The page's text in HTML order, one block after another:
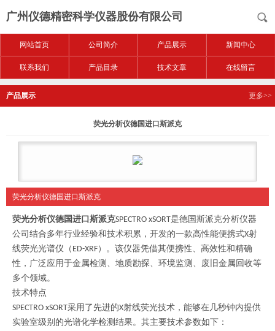
广州仪德精密科学仪器股份有限公司
网站首页 公司简介 产品展示 新闻中心
联系我们 产品目录 技术文章 在线留言
产品展示 更多>>
荧光分析仪德国进口斯派克
荧光分析仪德国进口斯派克
荧光分析仪德国进口斯派克SPECTRO xSORT是德国斯派克分析仪器
公司结合多年行业经验和技术积累，开发的一款高性能便携式X射
线荧光光谱仪（ ED-XRF）。该仪器凭借其便携性、高效性和精确
性，广泛应用于金属检测、地质勘探、环境监测、废旧金属回收等
多个领域。
技术特点
SPECTRO xSORT采用了先进的X射线荧光技术，能够在几秒钟内提供
实验室级别的光谱化学检测结果。其主要技术参数如下：